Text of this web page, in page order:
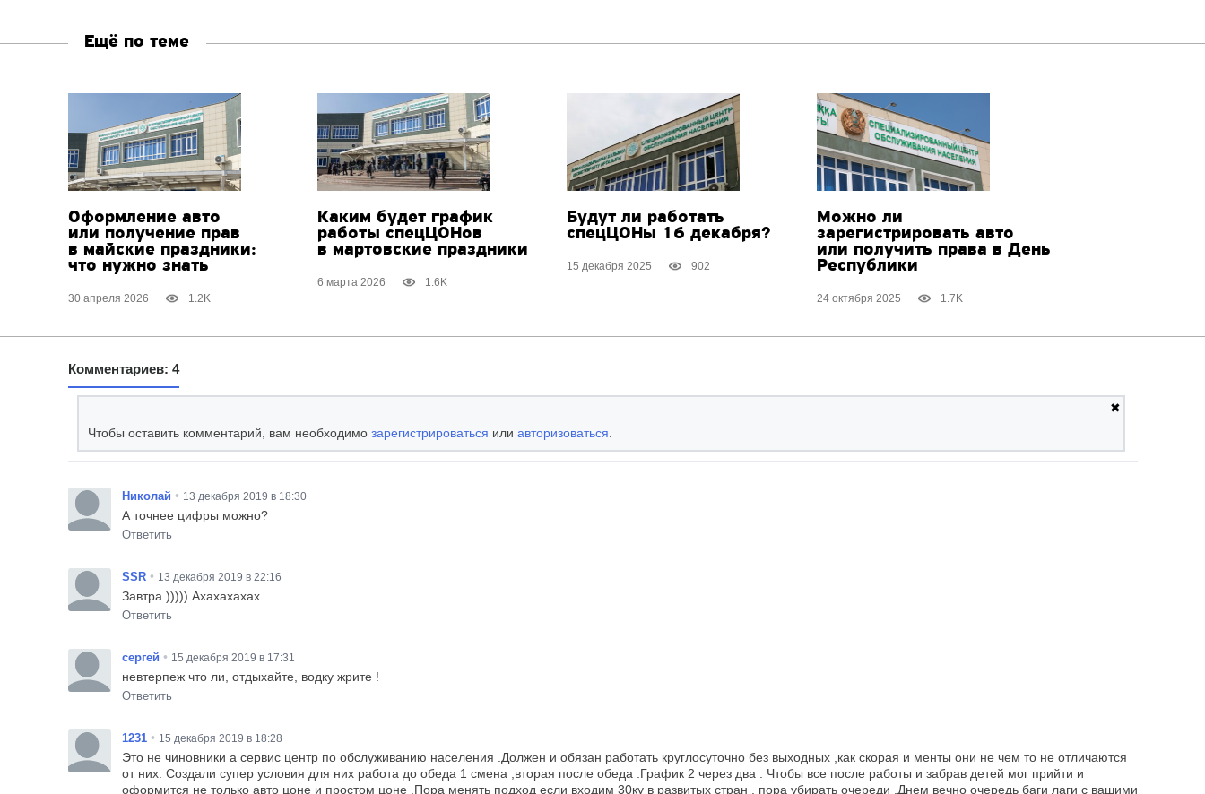
Ещё по теме
Оформление авто
или получение прав
в майские праздники:
что нужно знать
30 апреля 2026 1.2K
Каким будет график
работы спецЦОНов
в мартовские праздники
6 марта 2026 1.6K
Будут ли работать
спецЦОНы 16 декабря?
15 декабря 2025 902
Можно ли
зарегистрировать авто
или получить права в День
Республики
24 октября 2025 1.7K
Комментариев: 4
✖
Чтобы оставить комментарий, вам необходимо зарегистрироваться или авторизоваться.
Николай • 13 декабря 2019 в 18:30
А точнее цифры можно?
Ответить
SSR • 13 декабря 2019 в 22:16
Завтра ))))) Ахахахахах
Ответить
сергей • 15 декабря 2019 в 17:31
невтерпеж что ли, отдыхайте, водку жрите !
Ответить
1231 • 15 декабря 2019 в 18:28
Это не чиновники а сервис центр по обслуживанию населения .Должен и обязан работать круглосуточно без выходных ,как скорая и менты они не чем то не отличаются
от них. Создали супер условия для них работа до обеда 1 смена ,вторая после обеда .График 2 через два . Чтобы все после работы и забрав детей мог прийти и
оформится не только авто цоне и простом цоне .Пора менять подход если входим 30ку в развитых стран , пора убирать очереди .Днем вечно очередь баги лаги с вашими